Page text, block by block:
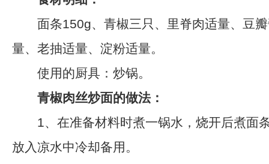
面条150g、青椒三只、里脊肉适量、豆瓣
量、老抽适量、淀粉适量。
使用的厨具：炒锅。
青椒肉丝炒面的做法：
1、在准备材料时煮一锅水，烧开后煮面
放入凉水中冷却备用。